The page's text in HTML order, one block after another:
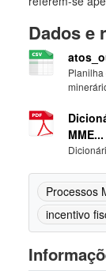
Dados e
Planilha
MME...
Processos
incentivo